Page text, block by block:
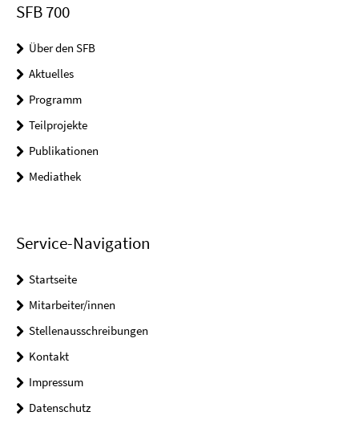
SFB 700
Über den SFB
Aktuelles
Programm
Teilprojekte
Publikationen
Mediathek
Service-Navigation
Startseite
Mitarbeiter/innen
Stellenausschreibungen
Kontakt
Impressum
Datenschutz